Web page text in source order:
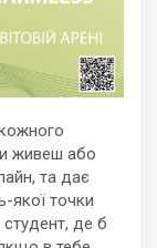
живеш або
та дає
якої точки
де б